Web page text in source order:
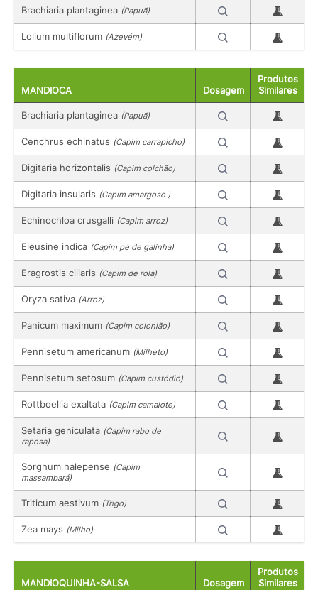
Brachiaria plantaginea (Papuã)
Lolium multiflorum (Azevém)
MANDIOCA Dosagem
Produtos
Similares
Brachiaria plantaginea (Papuã)
Cenchrus echinatus (Capim carrapicho)
Digitaria horizontalis (Capim colchão)
Digitaria insularis (Capim amargoso )
Echinochloa crusgalli (Capim arroz)
Eleusine indica (Capim pé de galinha)
Eragrostis ciliaris (Capim de rola)
Oryza sativa (Arroz)
Panicum maximum (Capim colonião)
Pennisetum americanum (Milheto)
Pennisetum setosum (Capim custódio)
Rottboellia exaltata (Capim camalote)
Setaria geniculata (Capim rabo de
raposa)
Sorghum halepense (Capim
massambará)
Triticum aestivum (Trigo)
Zea mays (Milho)
MANDIOQUINHA-SALSA Dosagem
Produtos
Similares